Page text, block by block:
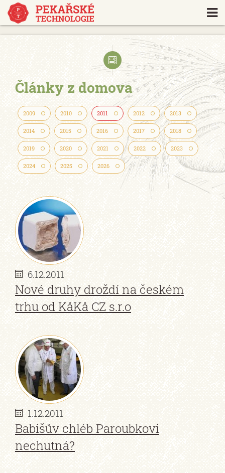
https://www.traditionrolex.com/18
Články z domova
2009 2010 2011 2012 2013
2014 2015 2016 2017 2018
2019 2020 2021 2022 2023
2024 2025 2026
6.12.2011
Nové druhy droždí na českém
trhu od KåKå CZ s.r.o
1.12.2011
Babišův chléb Paroubkovi
nechutná?